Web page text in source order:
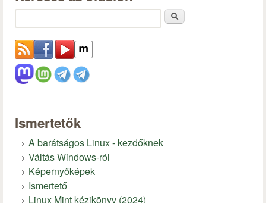
Ismertetők
A barátságos Linux - kezdőknek
Váltás Windows-ról
Képernyőképek
Ismertető
Linux Mint kézikönyv (2024)